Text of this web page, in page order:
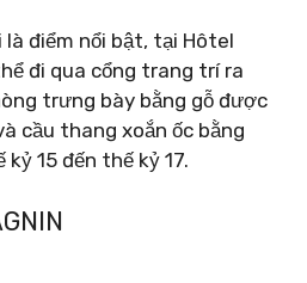
điểm nổi bật, tại Hôtel
đi qua cổng trang trí ra
trưng bày bằng gỗ được
cầu thang xoắn ốc bằng
15 đến thế kỷ 17.